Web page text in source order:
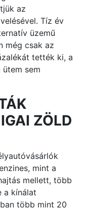
az
Tíz év
üzemű
még csak az
tették ki, a
sem
ZÖLD
mint a
mellett, több
a kínálat
több mint 20